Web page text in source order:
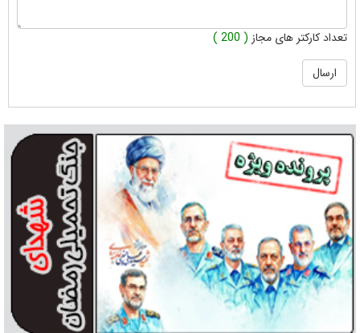
تعداد کارکتر های مجاز ( 200 )